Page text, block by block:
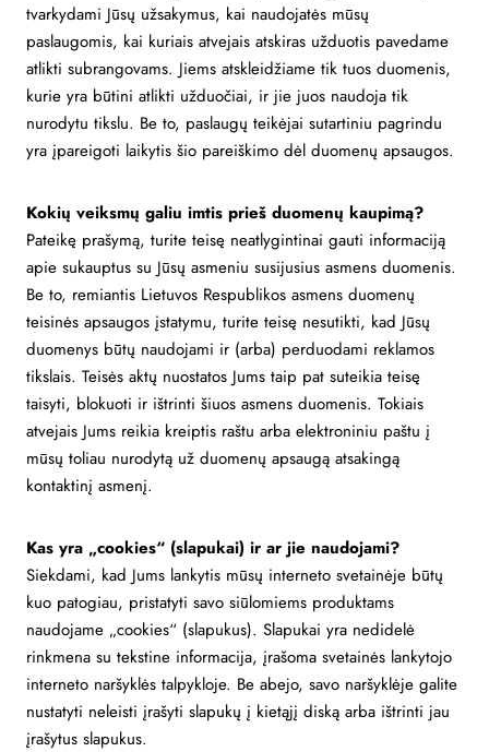
tvarkydami Jūsų užsakymus, kai naudojatės mūsų
paslaugomis, kai kuriais atvejais atskiras užduotis pavedame
atlikti subrangovams. Jiems atskleidžiame tik tuos duomenis,
kurie yra būtini atlikti užduočiai, ir jie juos naudoja tik
nurodytu tikslu. Be to, paslaugų teikėjai sutartiniu pagrindu
yra įpareigoti laikytis šio pareiškimo dėl duomenų apsaugos.
Kokių veiksmų galiu imtis prieš duomenų kaupimą?
Pateikę prašymą, turite teisę neatlygintinai gauti informaciją
apie sukauptus su Jūsų asmeniu susijusius asmens duomenis.
Be to, remiantis Lietuvos Respublikos asmens duomenų
teisinės apsaugos įstatymu, turite teisę nesutikti, kad Jūsų
duomenys būtų naudojami ir (arba) perduodami reklamos
tikslais. Teisės aktų nuostatos Jums taip pat suteikia teisę
taisyti, blokuoti ir ištrinti šiuos asmens duomenis. Tokiais
atvejais Jums reikia kreiptis raštu arba elektroniniu paštu į
mūsų toliau nurodytą už duomenų apsaugą atsakingą
kontaktinį asmenį.
Kas yra „cookies“ (slapukai) ir ar jie naudojami?
Siekdami, kad Jums lankytis mūsų interneto svetainėje būtų
kuo patogiau, pristatyti savo siūlomiems produktams
naudojame „cookies“ (slapukus). Slapukai yra nedidelė
rinkmena su tekstine informacija, įrašoma svetainės lankytojo
interneto naršyklės talpykloje. Be abejo, savo naršyklėje galite
nustatyti neleisti įrašyti slapukų į kietąjį diską arba ištrinti jau
įrašytus slapukus.